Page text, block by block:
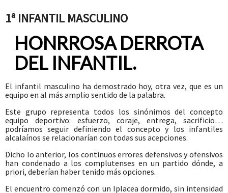
1ª INFANTIL MASCULINO
HONRROSA DERROTA
DEL INFANTIL.
El infantil masculino ha demostrado hoy, otra vez, que es un
equipo en al más amplio sentido de la palabra.
Este grupo representa todos los sinónimos del concepto
equipo deportivo: esfuerzo, coraje, entrega, sacrificio…
podríamos seguir definiendo el concepto y los infantiles
alcalaínos se relacionarían con todas sus acepciones.
Dicho lo anterior, los continuos errores defensivos y ofensivos
han condenado a los complutenses en un partido dónde, a
priori, deberían haber tenido más opciones.
El encuentro comenzó con un Iplacea dormido, sin intensidad